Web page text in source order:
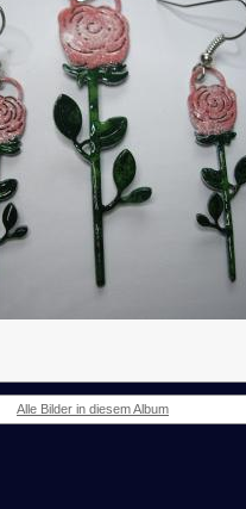
Alle Bilder in diesem Album